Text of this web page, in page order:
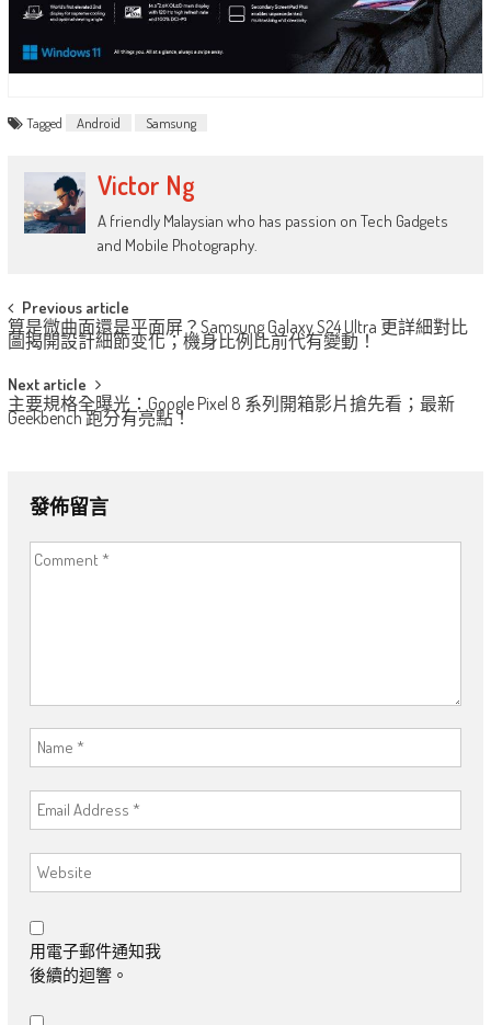
Tagged Android Samsung
Victor Ng
A friendly Malaysian who has passion on Tech Gadgets
and Mobile Photography.
Post
navigation
Previous article
算是微曲面還是平面屏？Samsung Galaxy S24 Ultra 更詳細對比
圖揭開設計細節变化；機身比例比前代有變動！
Next article
主要規格全曝光：Google Pixel 8 系列開箱影片搶先看；最新
Geekbench 跑分有亮點！
發佈留言
用電子郵件通知我
後續的迴響。